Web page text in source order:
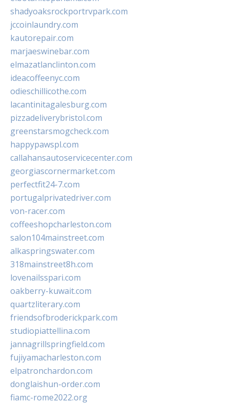
shadyoaksrockportrvpark.com
jccoinlaundry.com
kautorepair.com
marjaeswinebar.com
elmazatlanclinton.com
ideacoffeenyc.com
odieschillicothe.com
lacantinitagalesburg.com
pizzadeliverybristol.com
greenstarsmogcheck.com
happypawspl.com
callahansautoservicecenter.com
georgiascornermarket.com
perfectfit24-7.com
portugalprivatedriver.com
von-racer.com
coffeeshopcharleston.com
salon104mainstreet.com
alkaspringswater.com
318mainstreet8h.com
lovenailsspari.com
oakberry-kuwait.com
quartzliterary.com
friendsofbroderickpark.com
studiopiattellina.com
jannagrillspringfield.com
fujiyamacharleston.com
elpatronchardon.com
donglaishun-order.com
fiamc-rome2022.org